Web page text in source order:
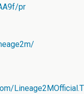
pr